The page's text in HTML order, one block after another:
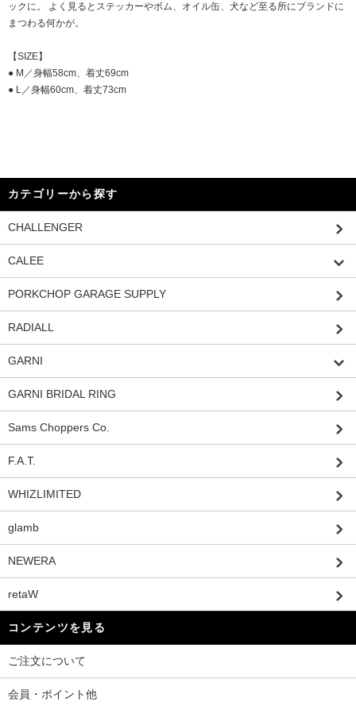
ックに。 よく見るとステッカーやボム、オイル缶、犬など至る所にブランドに
まつわる何かが。
【SIZE】
● M／身幅58cm、着丈69cm
● L／身幅60cm、着丈73cm
カテゴリーから探す
CHALLENGER
CALEE
PORKCHOP GARAGE SUPPLY
RADIALL
GARNI
GARNI BRIDAL RING
Sams Choppers Co.
F.A.T.
WHIZLIMITED
glamb
NEWERA
retaW
コンテンツを見る
ご注文について
会員・ポイント他